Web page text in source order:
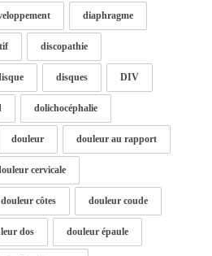
diaphragme
discopathie
disques DIV
dolichocéphalie
douleur douleur au rapport
cervicale
douleur côtes douleur coude
dos douleur épaule